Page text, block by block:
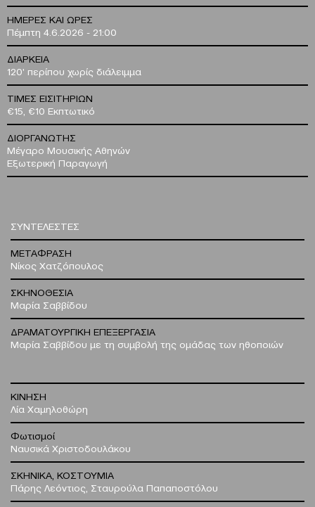
ΗΜΕΡΕΣ ΚΑΙ ΩΡΕΣ
Πέμπτη 4.6.2026 - 21:00
ΔΙΑΡΚΕΙΑ
120' περίπου χωρίς διάλειμμα
ΤΙΜΕΣ ΕΙΣΙΤΗΡΙΩΝ
€15, €10 Εκπτωτικό
ΔΙΟΡΓΑΝΩΤΗΣ
Μέγαρο Μουσικής Αθηνών
Εξωτερική Παραγωγή
ΣΥΝΤΕΛΕΣΤΕΣ
ΜΕΤΑΦΡΑΣΗ
Νίκος Χατζόπουλος
ΣΚΗΝΟΘΕΣΙΑ
Μαρία Σαββίδου
ΔΡΑΜΑΤΟΥΡΓΙΚΗ ΕΠΕΞΕΡΓΑΣΙΑ
Μαρία Σαββίδου με τη συμβολή της ομάδας των ηθοποιών
ΚΙΝΗΣΗ
Λία Χαμηλοθώρη
Φωτισμοί
Ναυσικά Χριστοδουλάκου
ΣΚΗΝΙΚΑ, ΚΟΣΤΟΥΜΙΑ
Πάρης Λεόντιος, Σταυρούλα Παπαποστόλου